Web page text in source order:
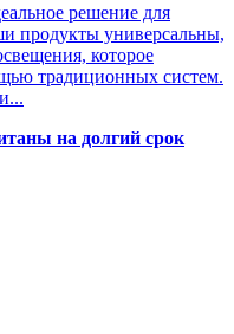
решение для
продукты универсальны,
которое
традиционных систем.
на долгий срок